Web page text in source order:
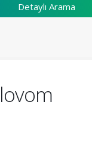
Detaylı Arama